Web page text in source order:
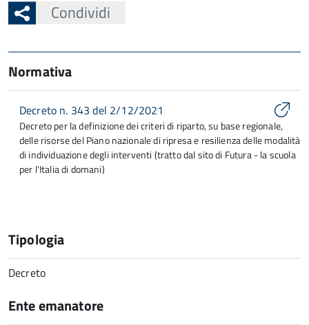
Condividi
Normativa
Decreto n. 343 del 2/12/2021
Decreto per la definizione dei criteri di riparto, su base regionale,
delle risorse del Piano nazionale di ripresa e resilienza delle modalità
di individuazione degli interventi (tratto dal sito di Futura - la scuola
per l'Italia di domani)
Tipologia
Decreto
Ente emanatore